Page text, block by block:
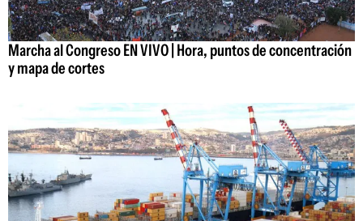
Marcha al Congreso EN VIVO | Hora, puntos de concentración
y mapa de cortes